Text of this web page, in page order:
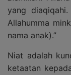
yang diaqiqahi.
Allahumma
nama anak).”
Niat adalah
ketaatan